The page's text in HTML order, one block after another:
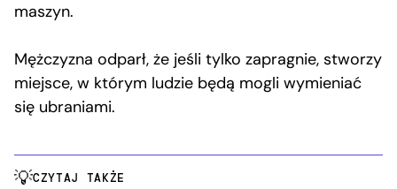
maszyn.
Mężczyzna odparł, że jeśli tylko zapragnie, stworzy
miejsce, w którym ludzie będą mogli wymieniać
się ubraniami.
CZYTAJ TAKŻE